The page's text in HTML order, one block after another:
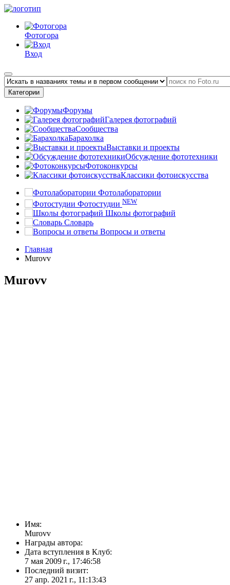
Фотогора
Вход
Категории
Форумы
Галерея фотографий
Сообщества
Барахолка
Выставки и проекты
Обсуждение фототехники
Фотоконкурсы
Классики фотоискусства
Фотолаборатории
Фотостудии NEW
Школы фотографий
Словарь
Вопросы и ответы
Главная
Murovv
Murovv
Имя:
Murovv
Награды автора:
Дата вступления в Клуб:
7 мая 2009 г., 17:46:58
Последний визит:
27 апр. 2021 г., 11:13:43